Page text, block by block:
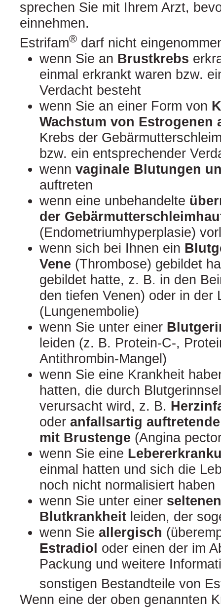
sprechen Sie mit Ihrem Arzt,
einnehmen.
Estrifam® darf nicht
wenn Sie an Brustkrebs
einmal erkrankt waren bzw.
Verdacht besteht
wenn Sie an einer Form von
Wachstum von Estrogenen
Krebs der
bzw. ein entsprechender
wenn vaginale Blutungen
auftreten
wenn eine unbehandelte
der
(Endometriumhyperplasie)
wenn sich bei Ihnen ein
Vene (Thrombose) gebildet
gebildet hatte, z. B. in den
den tiefen Venen) oder in der
(Lungenembolie)
wenn Sie unter einer
leiden (z. B. Protein-C-,
Antithrombin-Mangel)
wenn Sie eine Krankheit
hatten, die durch
verursacht wird, z. B.
oder anfallsartig
mit Brustenge (Angina
wenn Sie eine
einmal hatten und sich die
noch nicht normalisiert haben
wenn Sie unter einer
Blutkrankheit leiden, der
wenn Sie allergisch
Estradiol oder einen der im
Packung und weitere
sonstigen Bestandteile von
Wenn eine der oben genannten